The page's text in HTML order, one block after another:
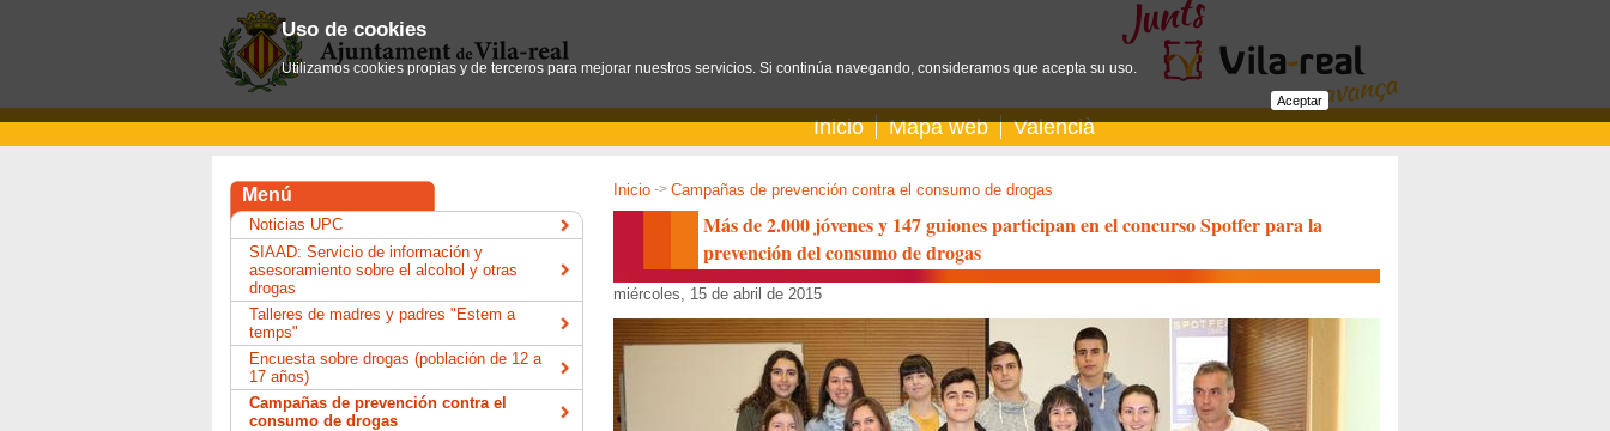
Inicio Mapa web Valencià
Inicio -> Campañas de prevención contra el consumo de drogas
Más de 2.000 jóvenes y 147 guiones participan en el concurso Spotfer para la
prevención del consumo de drogas
miércoles, 15 de abril de 2015
Menú
Noticias UPC
SIAAD: Servicio de información y
asesoramiento sobre el alcohol y otras
drogas
Talleres de madres y padres "Estem a
temps"
Encuesta sobre drogas (población de 12 a
17 años)
Campañas de prevención contra el
consumo de drogas
Uso de cookies
Utilizamos cookies propias y de terceros para mejorar nuestros servicios. Si continúa navegando, consideramos que acepta su uso.
Aceptar